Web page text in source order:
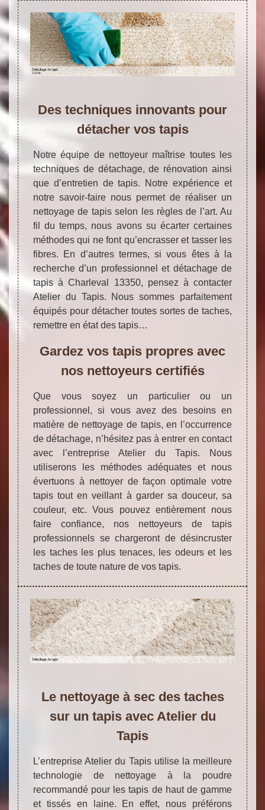
Des techniques innovants pour
détacher vos tapis
Notre équipe de nettoyeur maîtrise toutes les
techniques de détachage, de rénovation ainsi
que d’entretien de tapis. Notre expérience et
notre savoir-faire nous permet de réaliser un
nettoyage de tapis selon les règles de l’art. Au
fil du temps, nous avons su écarter certaines
méthodes qui ne font qu’encrasser et tasser les
fibres. En d’autres termes, si vous êtes à la
recherche d’un professionnel et détachage de
tapis à Charleval 13350, pensez à contacter
Atelier du Tapis. Nous sommes parfaitement
équipés pour détacher toutes sortes de taches,
remettre en état des tapis…
Gardez vos tapis propres avec
nos nettoyeurs certifiés
Que vous soyez un particulier ou un
professionnel, si vous avez des besoins en
matière de nettoyage de tapis, en l’occurrence
de détachage, n’hésitez pas à entrer en contact
avec l’entreprise Atelier du Tapis. Nous
utiliserons les méthodes adéquates et nous
évertuons à nettoyer de façon optimale votre
tapis tout en veillant à garder sa douceur, sa
couleur, etc. Vous pouvez entièrement nous
faire confiance, nos nettoyeurs de tapis
professionnels se chargeront de désincruster
les taches les plus tenaces, les odeurs et les
taches de toute nature de vos tapis.
Le nettoyage à sec des taches
sur un tapis avec Atelier du
Tapis
L’entreprise Atelier du Tapis utilise la meilleure
technologie de nettoyage à la poudre
recommandé pour les tapis de haut de gamme
et tissés en laine. En effet, nous préférons